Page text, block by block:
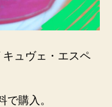
ュヴェ・エスペ
購入。